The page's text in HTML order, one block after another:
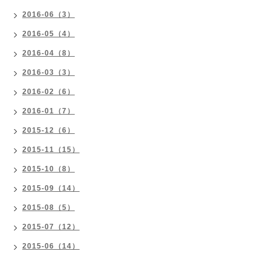
2016-06（3）
2016-05（4）
2016-04（8）
2016-03（3）
2016-02（6）
2016-01（7）
2015-12（6）
2015-11（15）
2015-10（8）
2015-09（14）
2015-08（5）
2015-07（12）
2015-06（14）